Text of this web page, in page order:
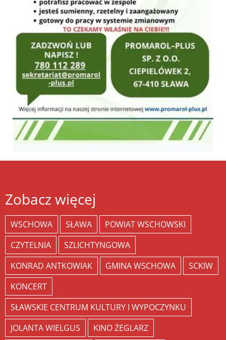
Zobacz więcej
WSCHOWA SŁAWA
POWIAT WSCHOWSKI
CZYTELNIA
SZLICHTYNGOWA
KONRAD ANTKOWIAK
GMINA WSCHOWA
SCKIW
KONCERT
SŁAWSKIE CENTRUM KULTURY I WYPOCZYNKU
JOLANTA WIELGUS
KINO ŻEGLARZ